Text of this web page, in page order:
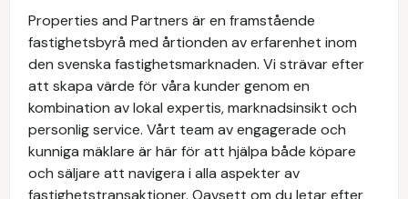
Properties and Partners är en framstående
fastighetsbyrå med årtionden av erfarenhet inom
den svenska fastighetsmarknaden. Vi strävar efter
att skapa värde för våra kunder genom en
kombination av lokal expertis, marknadsinsikt och
personlig service. Vårt team av engagerade och
kunniga mäklare är här för att hjälpa både köpare
och säljare att navigera i alla aspekter av
fastighetstransaktioner. Oavsett om du letar efter